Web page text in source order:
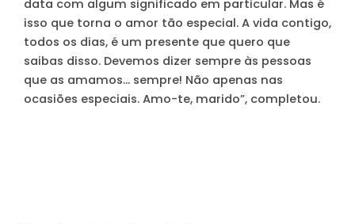
data com algum significado em particular. Mas é
isso que torna o amor tão especial. A vida contigo,
todos os dias, é um presente que quero que
saibas disso. Devemos dizer sempre às pessoas
que as amamos… sempre! Não apenas nas
ocasiões especiais. Amo-te, marido”, completou.